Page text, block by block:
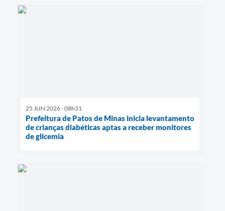
25 JUN 2026 - 08h31
Prefeitura de Patos de Minas inicia levantamento
de crianças diabéticas aptas a receber monitores
de glicemia